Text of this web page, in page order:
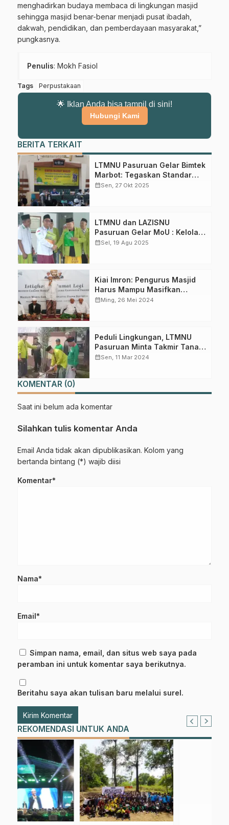
Gabung Channel WhatsApp NU
sumber resmi NU Pasuruan.
Join Sekarang
menghadirkan budaya membaca di lingkungan masjid
sehingga masjid benar-benar menjadi pusat ibadah,
dakwah, pendidikan, dan pemberdayaan masyarakat,”
pungkasnya.
Penulis: Mokh Fasiol
Tags Perpustakaan
🌟 Iklan Anda bisa tampil di sini!
Hubungi Kami
BERITA TERKAIT
LTMNU Pasuruan Gelar Bimtek
Marbot: Tegaskan Standar
Kebersihan Masjid Sesuai
calendar_monthSen, 27 Okt 2025
LTMNU dan LAZISNU
Pasuruan Gelar MoU : Kelola
ZIS dan Peduli Lingkungan
calendar_monthSel, 19 Agu 2025
Kiai Imron: Pengurus Masjid
Harus Mampu Masifkan
Pendidikan Diarea Masjid
calendar_monthMing, 26 Mei 2024
Peduli Lingkungan, LTMNU
Pasuruan Minta Takmir Tanam
Pohon di Area Masjid
calendar_monthSen, 11 Mar 2024
KOMENTAR (0)
Saat ini belum ada komentar
Silahkan tulis komentar Anda
Email Anda tidak akan dipublikasikan. Kolom yang
bertanda bintang (*) wajib diisi
Komentar*
Nama*
Email*
Simpan nama, email, dan situs web saya pada
peramban ini untuk komentar saya berikutnya.
Beritahu saya akan tulisan baru melalui surel.
REKOMENDASI UNTUK ANDA